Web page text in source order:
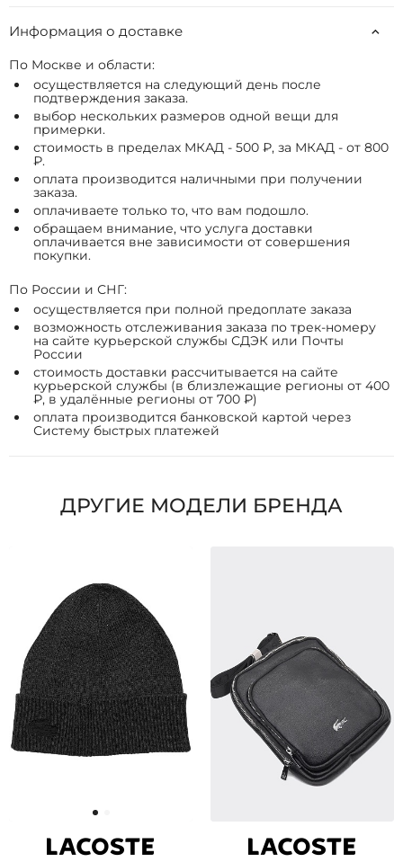
Информация о доставке
По Москве и области:
осуществляется на следующий день после
подтверждения заказа.
выбор нескольких размеров одной вещи для
примерки.
стоимость в пределах МКАД - 500 ₽, за МКАД - от 800
₽.
оплата производится наличными при получении
заказа.
оплачиваете только то, что вам подошло.
обращаем внимание, что услуга доставки
оплачивается вне зависимости от совершения
покупки.
По России и СНГ:
осуществляется при полной предоплате заказа
возможность отслеживания заказа по трек-номеру
на сайте курьерской службы СДЭК или Почты
России
стоимость доставки рассчитывается на сайте
курьерской службы (в близлежащие регионы от 400
₽, в удалённые регионы от 700 ₽)
оплата производится банковской картой через
Систему быстрых платежей
ДРУГИЕ МОДЕЛИ БРЕНДА